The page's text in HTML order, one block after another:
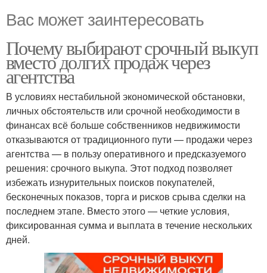
Вас может заинтересовать
Почему выбирают срочный выкуп
вместо долгих продаж через
агентства
В условиях нестабильной экономической обстановки,
личных обстоятельств или срочной необходимости в
финансах всё больше собственников недвижимости
отказываются от традиционного пути — продажи через
агентства — в пользу оперативного и предсказуемого
решения: срочного выкупа. Этот подход позволяет
избежать изнурительных поисков покупателей,
бесконечных показов, торга и рисков срыва сделки на
последнем этапе. Вместо этого — четкие условия,
фиксированная сумма и выплата в течение нескольких
дней.